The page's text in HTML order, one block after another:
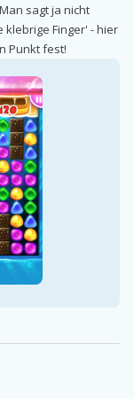
sagt ja nicht
klebrige Finger' - hier
Punkt fest!